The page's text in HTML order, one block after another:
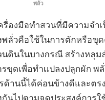
พลั่ว
รื่องมือทำสวนที่มีความจำ
ลั่วคือใช้ในการตักหรือขุ
นดินในบางกรณี สร้างหลุม
ขุดเพื่อทำแปลงปลูกผัก พ
ด้านนี้ได้ค่อนข้างดีและตร